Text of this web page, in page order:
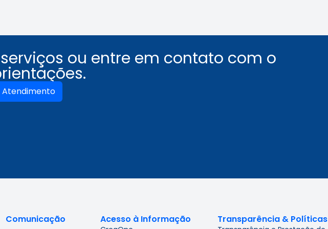
ou entre em contato com o
Atendimento
Comunicação Acesso à Informação Transparência & Políticas